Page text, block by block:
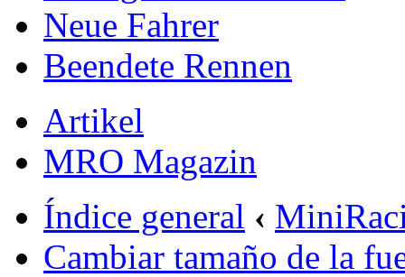
Neue Fahrer
Beendete Rennen
Artikel
MRO Magazin
Índice general ‹
Cambiar tamaño de la